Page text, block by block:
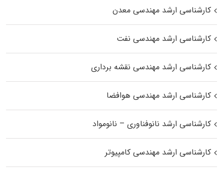
کارشناسی ارشد مهندسی معدن
کارشناسی ارشد مهندسی نفت
کارشناسی ارشد مهندسی نقشه برداری
کارشناسی ارشد مهندسی هوافضا
کارشناسی ارشد نانوفناوری – نانومواد
کارشناسی ارشد مهندسی کامپیوتر